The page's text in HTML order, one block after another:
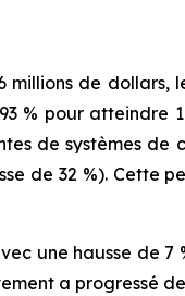
de dollars,
% pour atteindre
de systèmes de
de 32 %). Cette
une hausse de 7
a progressé de